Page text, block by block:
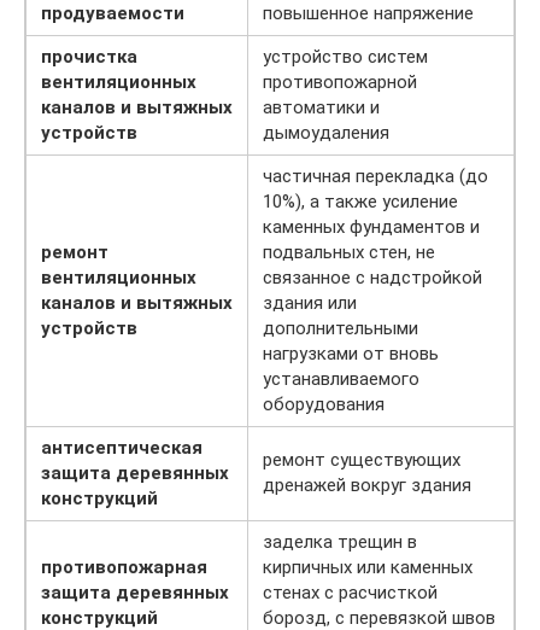
продуваемости
повышенное напряжение
прочистка
вентиляционных
каналов и вытяжных
устройств
устройство систем
противопожарной
автоматики и
дымоудаления
ремонт
вентиляционных
каналов и вытяжных
устройств
частичная перекладка (до
10%), а также усиление
каменных фундаментов и
подвальных стен, не
связанное с надстройкой
здания или
дополнительными
нагрузками от вновь
устанавливаемого
оборудования
антисептическая
защита деревянных
конструкций
ремонт существующих
дренажей вокруг здания
противопожарная
защита деревянных
конструкций
заделка трещин в
кирпичных или каменных
стенах с расчисткой
борозд, с перевязкой швов